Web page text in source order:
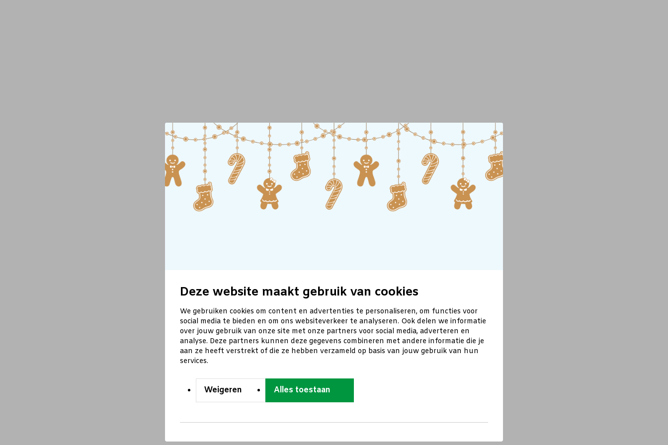
Deze website maakt gebruik van cookies
We gebruiken cookies om content en advertenties te personaliseren, om functies voor
social media te bieden en om ons websiteverkeer te analyseren. Ook delen we informatie
over jouw gebruik van onze site met onze partners voor social media, adverteren en
analyse. Deze partners kunnen deze gegevens combineren met andere informatie die je
aan ze heeft verstrekt of die ze hebben verzameld op basis van jouw gebruik van hun
services.
Weigeren Alles toestaan